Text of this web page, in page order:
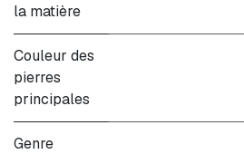
la matière
Couleur des
pierres
principales
Genre